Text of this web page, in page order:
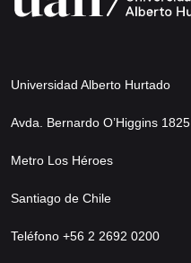
Universidad Alberto Hurtado
Avda. Bernardo O’Higgins 1825
Metro Los Héroes
Santiago de Chile
Teléfono +56 2 2692 0200